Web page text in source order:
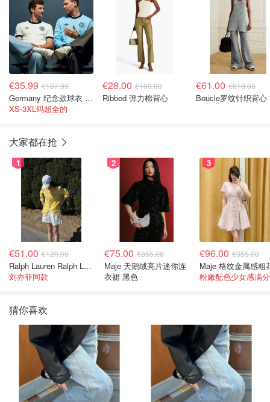
€35.99 €107.99
Germany 纪念款球衣 2025-26
XS-3XL码超全的
€28.00 €109.00
Ribbed 弹力棉背心
€61.00 €610.00
Boucle罗纹针织背心
大家都在抢
1
€51.00 €120.00
Ralph Lauren Ralph Lauren 男童亚麻衬衫
刘亦菲同款
2
€75.00 €355.00
Maje 天鹅绒亮片迷你连
衣裙 黑色
3
€96.00 €355.00
粉嫩配色少女感满
猜你喜欢